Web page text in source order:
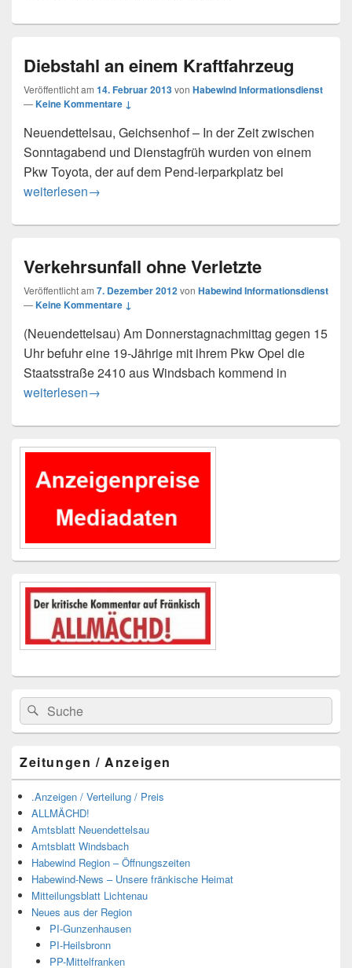
Diebstahl an einem Kraftfahrzeug
Veröffentlicht am 14. Februar 2013von Habewind Informationsdienst
—Keine Kommentare ↓
Neuendettelsau, Geichsenhof – In der Zeit zwischen
Sonntagabend und Dienstagfrüh wurden von einem
Pkw Toyota, der auf dem Pend-lerparkplatz bei
Diebstahl an einem Kraftfahrzeug
weiterlesen→
Verkehrsunfall ohne Verletzte
Veröffentlicht am 7. Dezember 2012von Habewind Informationsdienst
—Keine Kommentare ↓
(Neuendettelsau) Am Donnerstagnachmittag gegen 15
Uhr befuhr eine 19-Jährige mit ihrem Pkw Opel die
Staatsstraße 2410 aus Windsbach kommend in
Verkehrsunfall ohne Verletzte
weiterlesen→
Primärer
Widgetbereich
Suchen
nach:
Suchen
Zeitungen / Anzeigen
.Anzeigen / Verteilung / Preis
ALLMÄCHD!
Amtsblatt Neuendettelsau
Amtsblatt Windsbach
Habewind Region – Öffnungszeiten
Habewind-News – Unsere fränkische Heimat
Mitteilungsblatt Lichtenau
Neues aus der Region
PI-Gunzenhausen
PI-Heilsbronn
PP-Mittelfranken